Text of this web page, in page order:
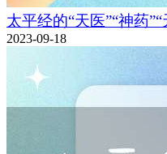
太平经的“天医”“神药
2023-09-18